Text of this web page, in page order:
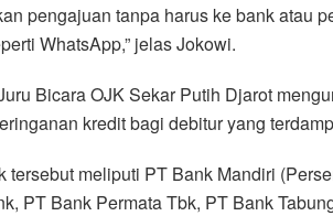
pengajuan tanpa harus ke bank atau
WhatsApp,” jelas Jokowi.
Bicara OJK Sekar Putih Djarot
kredit bagi debitur yang
tersebut meliputi PT Bank Mandiri
PT Bank Permata Tbk, PT Bank